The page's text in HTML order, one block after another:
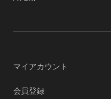
マイアカウント
会員登録